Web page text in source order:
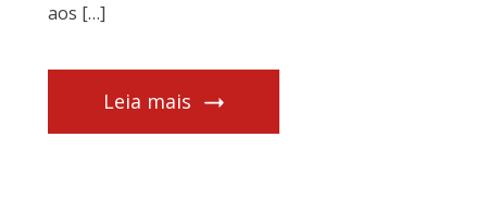
aos […]
Leia mais